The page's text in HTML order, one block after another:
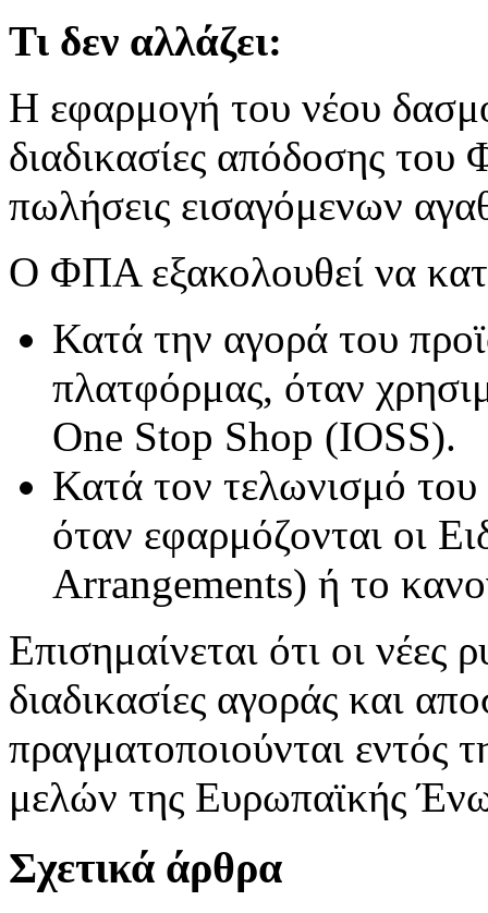
Τι δεν αλλάζει:
Η εφαρμογή του νέου
διαδικασίες απόδοσης
πωλήσεις εισαγόμενων
Ο ΦΠΑ εξακολουθεί να
Κατά την αγορά του
πλατφόρμας, όταν
One Stop Shop (IOSS).
Κατά τον τελωνισμό
όταν εφαρμόζονται οι
Arrangements) ή το
Επισημαίνεται ότι οι νέες
διαδικασίες αγοράς και
πραγματοποιούνται εντός
μελών της Ευρωπαϊκής
Σχετικά άρθρα